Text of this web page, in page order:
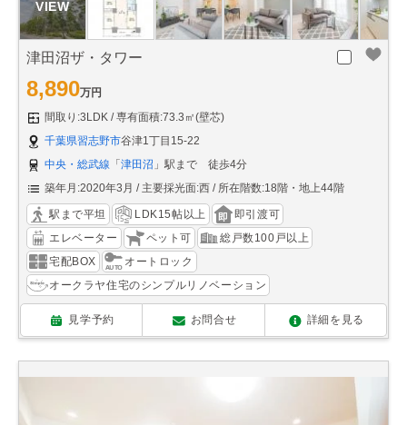
津田沼ザ・タワー
8,890万円
間取り:3LDK
専有面積:73.3㎡(壁芯)
千葉県習志野市谷津1丁目15-22
中央・総武線 「 津田沼 」駅まで 徒歩4分
築年月:2020年3月
主要採光面:西 所在階数:18階・地上44階
駅まで平坦 LDK15帖以上
即引渡可
エレベーター
ペット可
総戸数100戸以上
宅配BOX
オートロック
オークラヤ住宅のシンプルリノベーション
見学予約 お問合せ 詳細を見る